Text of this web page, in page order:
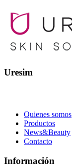
Uresim
Quienes somos
Productos
News&Beauty
Contacto
Información